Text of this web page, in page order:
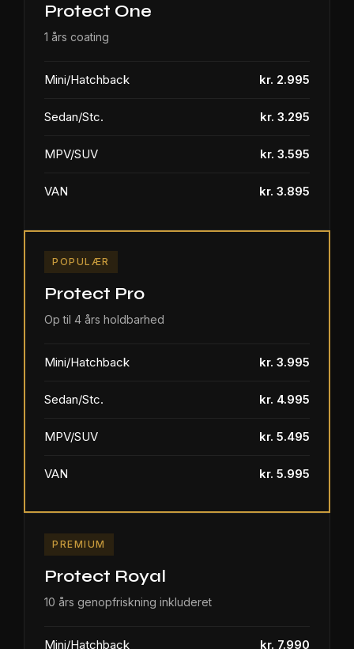
Protect One
1 års coating
Mini/Hatchback kr. 2.995
Sedan/Stc. kr. 3.295
MPV/SUV kr. 3.595
VAN kr. 3.895
POPULÆR
Protect Pro
Op til 4 års holdbarhed
Mini/Hatchback kr. 3.995
Sedan/Stc. kr. 4.995
MPV/SUV kr. 5.495
VAN kr. 5.995
PREMIUM
Protect Royal
10 års genopfriskning inkluderet
Mini/Hatchback kr. 7.990